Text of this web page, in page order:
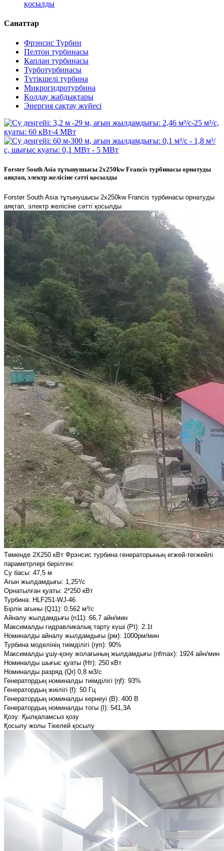
қосылды
Санаттар
Фрэнсис Турбин
Пелтон турбинасы
Каплан турбинасы
Турботурбинасы
Түтікшелі турбина
Микрогидротурбина
Қолдау жабдықтары
Энергия сақтау жүйесі
Forster South Asia тұтынушысы 2x250kw Francis турбинасы орнатуды
аяқтап, электр желісіне сәтті қосылды
Forster South Asia тұтынушысы 2x250kw Francis турбинасы орнатуды
аяқтап, электр желісіне сәтті қосылды
Төменде 2X250 кВт Фрэнсис турбина генераторының егжей-тегжейлі
параметрлері берілген:
Су басы: 47,5 м
Ағын жылдамдығы: 1,25³/с
Орнатылған қуаты: 2*250 кВт
Турбина: HLF251-WJ-46
Бірлік ағыны (Q11): 0,562 м³/с
Айналу жылдамдығы (n11): 66,7 айн/мин
Максималды гидравликалық тарту күші (Pt): 2.1t
Номиналды айналу жылдамдығы (рм): 1000рм/мин
Турбина моделінің тиімділігі (ηm): 90%
Максималды ұшу-қону жолағының жылдамдығы (nfmax): 1924 айн/мин
Номиналды шығыс қуаты (Нт): 250 кВт
Номиналды разряд (Qr) 0,8 м3/с
Генератордың номиналды тиімділігі (ηf): 93%
Генератордың жиілігі (f): 50 Гц
Генератордың номиналды кернеуі (В): 400 В
Генератордың номиналды тогы (I): 541,3A
Қозу: Қылқаламсыз қозу
Қосылу жолы Тікелей қосылу